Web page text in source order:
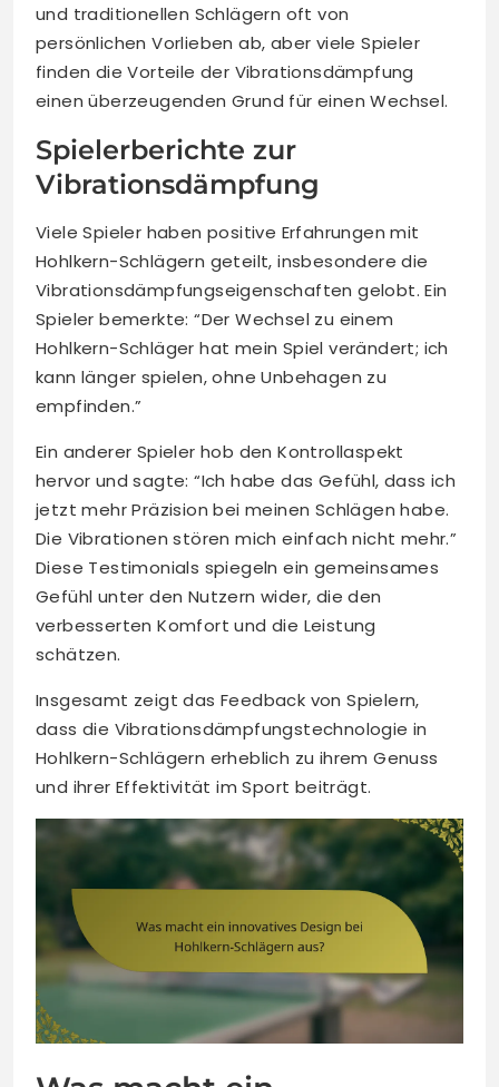
und traditionellen Schlägern oft von
persönlichen Vorlieben ab, aber viele Spieler
finden die Vorteile der Vibrationsdämpfung
einen überzeugenden Grund für einen Wechsel.
Spielerberichte zur
Vibrationsdämpfung
Viele Spieler haben positive Erfahrungen mit
Hohlkern-Schlägern geteilt, insbesondere die
Vibrationsdämpfungseigenschaften gelobt. Ein
Spieler bemerkte: “Der Wechsel zu einem
Hohlkern-Schläger hat mein Spiel verändert; ich
kann länger spielen, ohne Unbehagen zu
empfinden.”
Ein anderer Spieler hob den Kontrollaspekt
hervor und sagte: “Ich habe das Gefühl, dass ich
jetzt mehr Präzision bei meinen Schlägen habe.
Die Vibrationen stören mich einfach nicht mehr.”
Diese Testimonials spiegeln ein gemeinsames
Gefühl unter den Nutzern wider, die den
verbesserten Komfort und die Leistung
schätzen.
Insgesamt zeigt das Feedback von Spielern,
dass die Vibrationsdämpfungstechnologie in
Hohlkern-Schlägern erheblich zu ihrem Genuss
und ihrer Effektivität im Sport beiträgt.